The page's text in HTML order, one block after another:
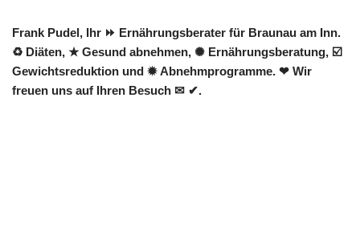
Frank Pudel, Ihr ⏩ Ernährungsberater für Braunau am Inn.
♻ Diäten, ★ Gesund abnehmen, ✺ Ernährungsberatung, ☑️
Gewichtsreduktion und ✹ Abnehmprogramme. ❤ Wir
freuen uns auf Ihren Besuch ✉ ✔.